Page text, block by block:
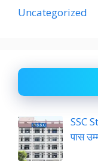
Uncategorized
SSC
पास